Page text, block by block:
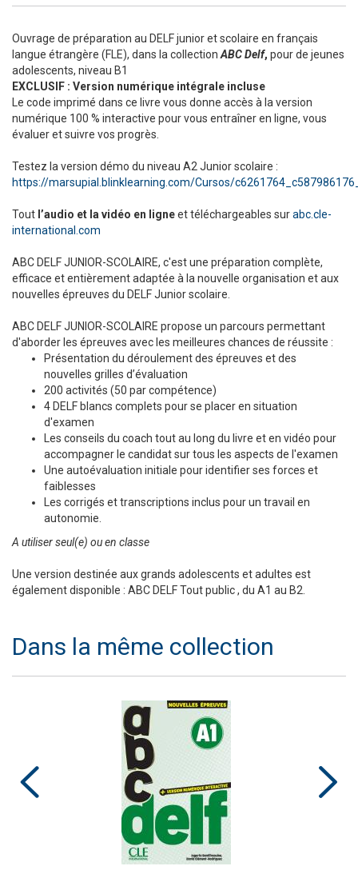
Ouvrage de préparation au DELF junior et scolaire en français
langue étrangère (FLE), dans la collection ABC Delf, pour de jeunes
adolescents, niveau B1
EXCLUSIF : Version numérique intégrale incluse
Le code imprimé dans ce livre vous donne accès à la version
numérique 100 % interactive pour vous entraîner en ligne, vous
évaluer et suivre vos progrès.
Testez la version démo du niveau A2 Junior scolaire :
https://marsupial.blinklearning.com/Cursos/
Tout l’audio et la vidéo en ligneet téléchargeables surabc.cle-
international.com
ABC DELF JUNIOR-SCOLAIRE, c'est une préparation complète,
efficace et entièrement adaptée à la nouvelle organisation et aux
nouvelles épreuves du DELF Junior scolaire.
ABC DELF JUNIOR-SCOLAIRE propose un parcours permettant
d'aborder les épreuves avec les meilleures chances de réussite :
Présentation du déroulement des épreuves et des
nouvelles grilles d’évaluation
200 activités (50 par compétence)
4 DELF blancs complets pour se placer en situation
d'examen
Les conseils du coach tout au long du livre et en vidéo pour
accompagner le candidat sur tous les aspects de l'examen
Une autoévaluation initiale pour identifier ses forces et
faiblesses
Les corrigés et transcriptions inclus pour un travail en
autonomie.
A utiliser seul(e) ou en classe
Une version destinée aux grands adolescents et adultes est
également disponible : ABC DELF Tout public , du A1 au B2.
Dans la même collection